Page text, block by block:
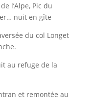
l’Alpe, Pic du
nuit en gîte
du col Longet
au refuge de la
et remontée au